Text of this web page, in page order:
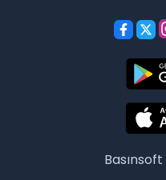
Basınsoft